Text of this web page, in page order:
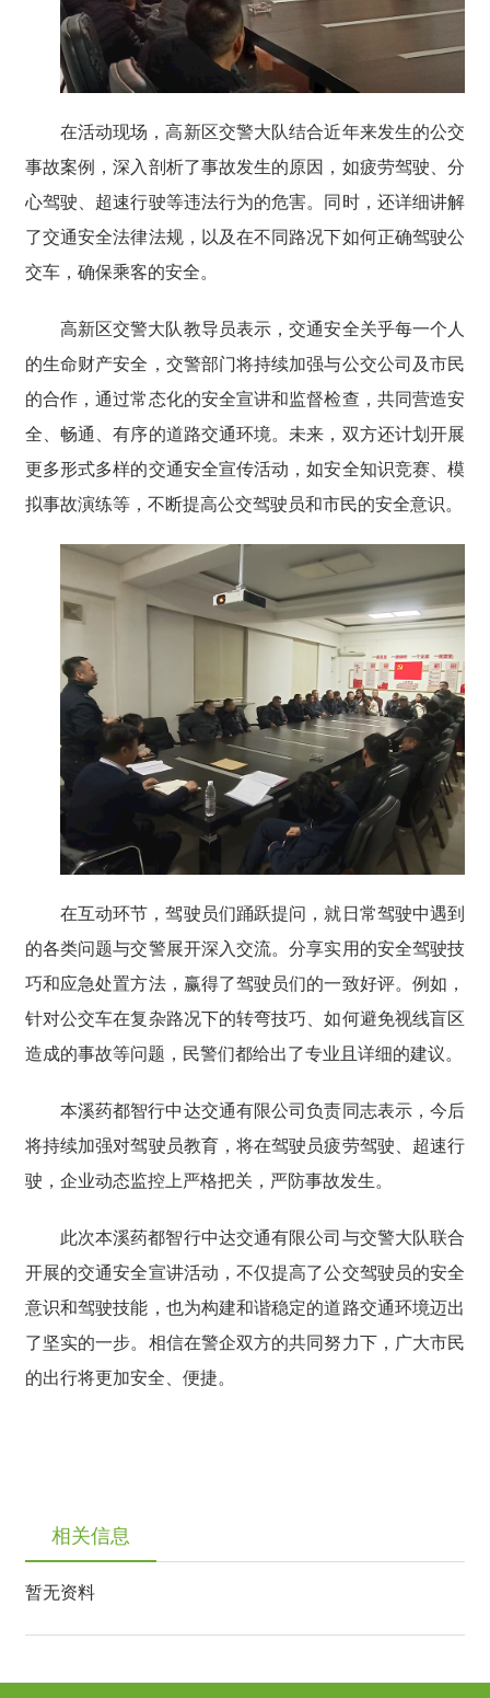
在活动现场，高新区交警大队结合近年来发生的公交
事故案例，深入剖析了事故发生的原因，如疲劳驾驶、分
心驾驶、超速行驶等违法行为的危害。同时，还详细讲解
了交通安全法律法规，以及在不同路况下如何正确驾驶公
交车，确保乘客的安全。
高新区交警大队教导员表示，交通安全关乎每一个人
的生命财产安全，交警部门将持续加强与公交公司及市民
的合作，通过常态化的安全宣讲和监督检查，共同营造安
全、畅通、有序的道路交通环境。未来，双方还计划开展
更多形式多样的交通安全宣传活动，如安全知识竞赛、模
拟事故演练等，不断提高公交驾驶员和市民的安全意识。
在互动环节，驾驶员们踊跃提问，就日常驾驶中遇到
的各类问题与交警展开深入交流。分享实用的安全驾驶技
巧和应急处置方法，赢得了驾驶员们的一致好评。例如，
针对公交车在复杂路况下的转弯技巧、如何避免视线盲区
造成的事故等问题，民警们都给出了专业且详细的建议。
本溪药都智行中达交通有限公司负责同志表示，今后
将持续加强对驾驶员教育，将在驾驶员疲劳驾驶、超速行
驶，企业动态监控上严格把关，严防事故发生。
此次本溪药都智行中达交通有限公司与交警大队联合
开展的交通安全宣讲活动，不仅提高了公交驾驶员的安全
意识和驾驶技能，也为构建和谐稳定的道路交通环境迈出
了坚实的一步。相信在警企双方的共同努力下，广大市民
的出行将更加安全、便捷。
相关信息
暂无资料